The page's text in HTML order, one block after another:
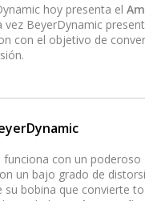
hoy presenta el
BeyerDynamic
con el objetivo de
funciona con un
un bajo grado de
bobina que convierte